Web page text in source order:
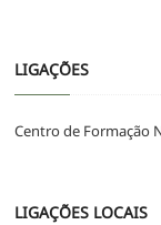
LIGAÇÕES
Centro de Formação
LIGAÇÕES LOCAIS